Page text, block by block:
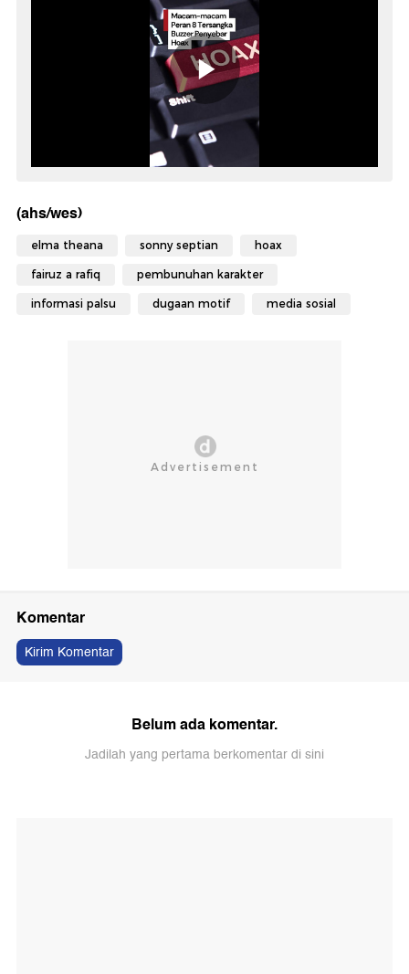
(ahs/wes)
elma theana sonny septian hoax
fairuz a rafiq pembunuhan karakter
informasi palsu dugaan motif media sosial
Komentar
Kirim Komentar
Belum ada komentar.
Jadilah yang pertama berkomentar di sini